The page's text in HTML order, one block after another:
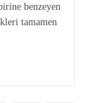
benzeyen
tamamen